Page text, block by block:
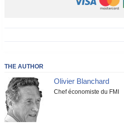
THE AUTHOR
Olivier Blanchard
Chef économiste du FMI